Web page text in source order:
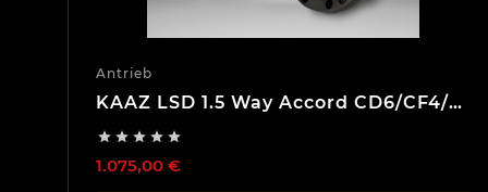
Antrieb
KAAZ LSD 1.5 Way Accord CD6/CF4/
    
1.075,00 €